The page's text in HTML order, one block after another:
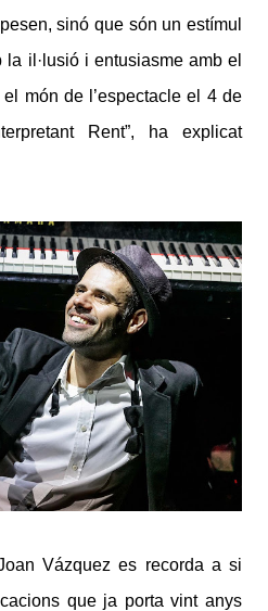
sinó que són un estímul
il·lusió i entusiasme amb el
món de l’espectacle el 4 de
Rent”, ha explicat
Vázquez es recorda a si
que ja porta vint anys